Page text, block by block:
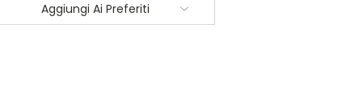
Aggiungi Ai Preferiti